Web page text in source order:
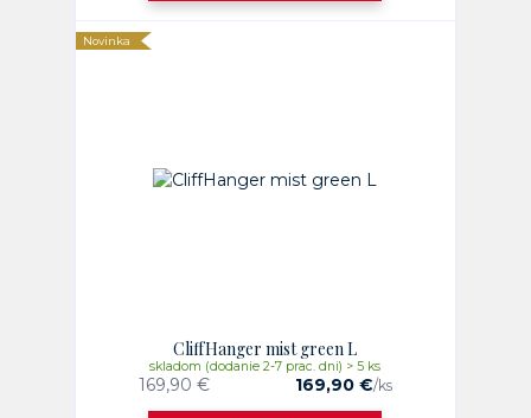
Novinka
CliffHanger mist green L
169,90 € 169,90 €/ks
skladom (dodanie 2-7 prac. dni) > 5 ks